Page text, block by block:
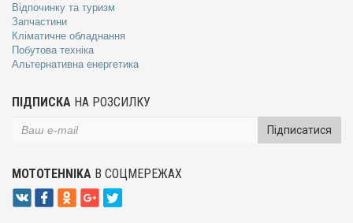
Відпочинку та туризм
Запчастини
Кліматичне обладнання
Побутова техніка
Альтернативна енергетика
ПІДПИСКА НА РОЗСИЛКУ
Підписатися
MOTOTEHNIKA В СОЦМЕРЕЖАХ